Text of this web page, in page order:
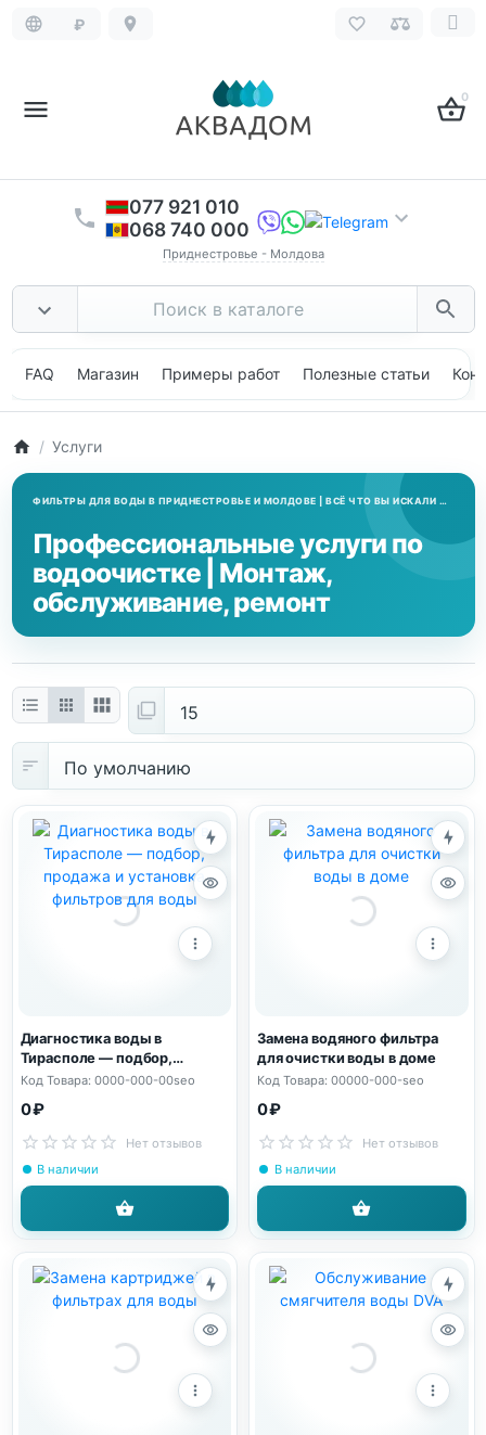
₽
0
077 921 010
068 740 000
Приднестровье - Молдова
FAQ Магазин Примеры работ Полезные статьи
Услуги
Профессиональные услуги по
водоочистке | Монтаж,
обслуживание, ремонт
Диагностика воды в
Тирасполе — подбор,
продажа и установка
Код Товара: 0000-000-00seo
0 ₽
Нет отзывов
В наличии
Замена водяного фильтра
для очистки воды в доме
Код Товара: 00000-000-seo
0 ₽
Нет отзывов
В наличии